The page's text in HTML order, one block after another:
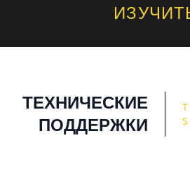
ТЕХНИЧЕСКИЕ
ПОДДЕРЖКИ